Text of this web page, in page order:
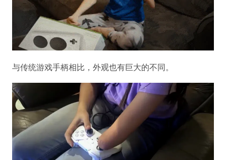
与传统游戏手柄相比，外观也有巨大的不同。